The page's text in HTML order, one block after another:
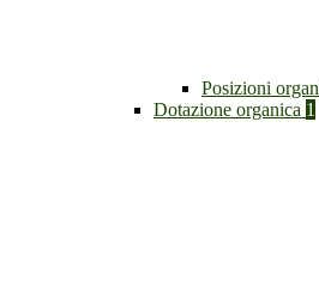
Posizioni
Dotazione organica 1